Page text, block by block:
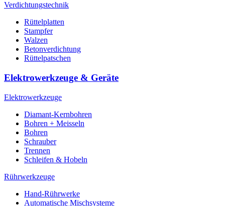
Verdichtungstechnik
Rüttelplatten
Stampfer
Walzen
Betonverdichtung
Rüttelpatschen
Elektrowerkzeuge & Geräte
Elektrowerkzeuge
Diamant-Kernbohren
Bohren + Meisseln
Bohren
Schrauber
Trennen
Schleifen & Hobeln
Rührwerkzeuge
Hand-Rührwerke
Automatische Mischsysteme